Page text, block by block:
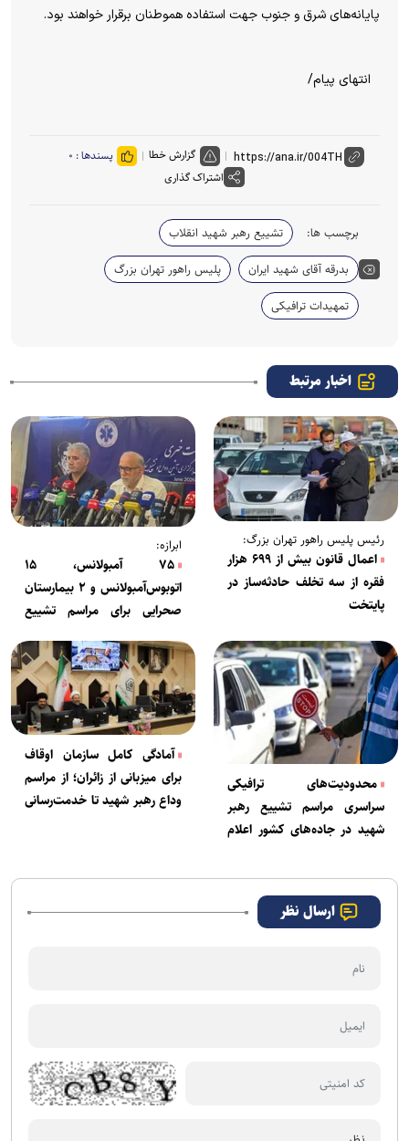
پایانه‌های شرق و جنوب جهت استفاده هموطنان برقرار خواهند بود.
انتهای پیام/
گزارش خطا پسندها : ۰
اشتراک گذاری
برچسب ها:
تشییع رهبر شهید انقلاب
بدرقه آقای شهید ایران
پلیس راهور تهران بزرگ
تمهیدات ترافیکی
اخبار مرتبط
رئیس پلیس راهور تهران بزرگ:
اعمال قانون بیش از ۶۹۹ هزار
فقره از سه تخلف حادثه‌ساز در
پایتخت
ابرازه:
۷۵ آمبولانس، ۱۵
اتوبوس‌آمبولانس و ۲ بیمارستان
صحرایی برای مراسم تشییع
می‌شود
محدودیت‌های ترافیکی
سراسری مراسم تشییع رهبر
شهید در جاده‌های کشور اعلام
آمادگی کامل سازمان اوقاف
برای میزبانی از زائران؛ از مراسم
وداع رهبر شهید تا خدمت‌رسانی
ارسال نظر